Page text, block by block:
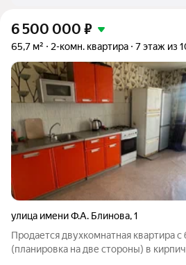
6 500 000 ₽
65,7 м² 2-комн. квартира 7 этаж из
улица имени Ф.А. Блинова,1
Продается двухкомнатная квартира
(планировка на две стороны) в